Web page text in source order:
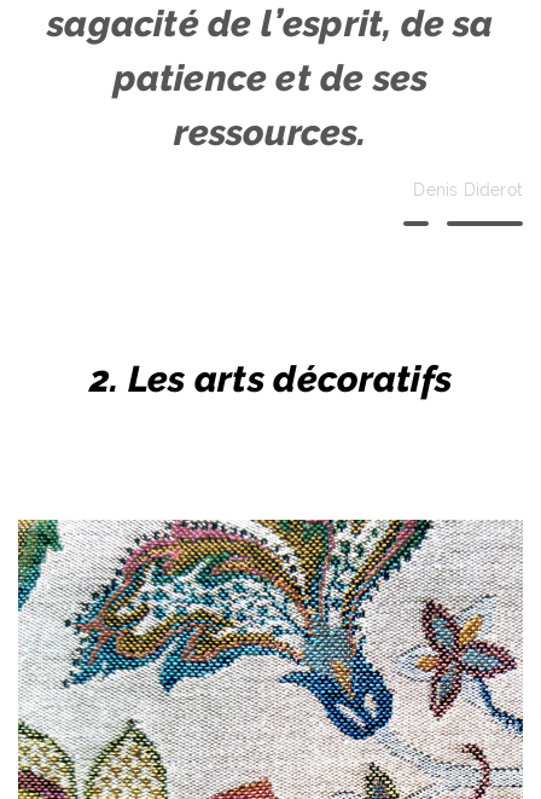
sagacité de l’esprit, de sa
patience et de ses
ressources.
Denis Diderot
2. Les arts décoratifs